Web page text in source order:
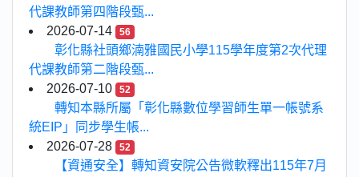
代課教師第四階段甄...
2026-07-14
56
彰化縣社頭鄉湳雅國民小學115學年度第2次代理
代課教師第二階段甄...
2026-07-10
52
轉知本縣所屬「彰化縣數位學習師生單一帳號系
統EIP」同步學生帳...
2026-07-28
52
【資通安全】轉知資安院公告微軟釋出115年7月